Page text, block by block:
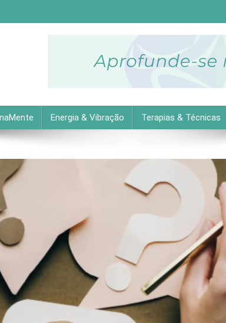
as melhores dicas práticas para uma vida
Energia & Vibração Terapias & Técnicas